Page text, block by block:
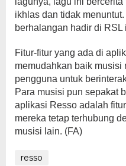
ikhlas dan tidak
berhalangan hadir di RSL
Fitur-fitur yang ada di
memudahkan baik musisi
pengguna untuk
Para musisi pun sepakat
aplikasi Resso adalah
mereka tetap terhubung
musisi lain. (FA)
resso